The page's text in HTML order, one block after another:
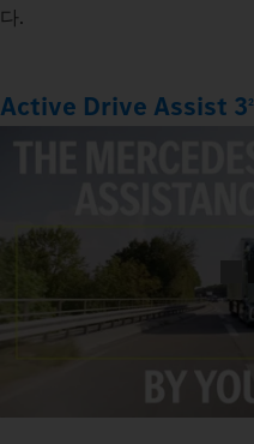
다.
Active Drive Assist 3